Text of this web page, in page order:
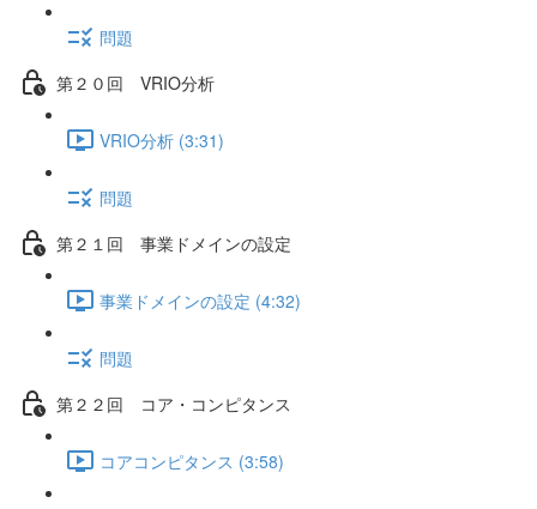
問題
第２０回 VRIO分析
VRIO分析 (3:31)
問題
第２１回 事業ドメインの設定
事業ドメインの設定 (4:32)
問題
第２２回 コア・コンピタンス
コアコンピタンス (3:58)